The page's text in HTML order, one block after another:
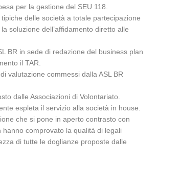
per la gestione del SEU 118.
delle società a totale partecipazione
soluzione dell’affidamento diretto alle
BR in sede di redazione del business plan
il TAR.
valutazione commessi dalla ASL BR
dalle Associazioni di Volontariato.
espleta il servizio alla società in house.
che si pone in aperto contrasto con
comprovato la qualità di legali
di tutte le doglianze proposte dalle